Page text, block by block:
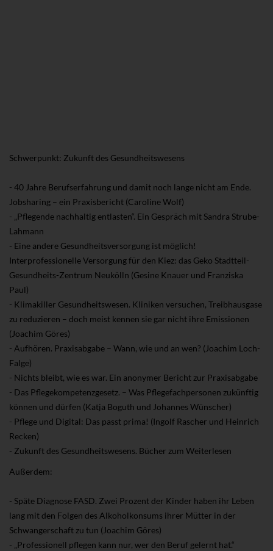
Schwerpunkt: Zukunft des Gesundheitswesens
- 40 Jahre Berufserfahrung und damit noch lange nicht am Ende.
Jobsharing – ein Praxisbericht (Caroline Wolf)
- „Pflegende nachhaltig entlasten“. Ein Gespräch mit Sandra Strube-
Lahmann
- Eine andere Gesundheitsversorgung ist möglich!
Interprofessionelle Versorgung für den Kiez: das Geko Stadtteil-
Gesundheits-Zentrum Neukölln (Gesine Knauer und Franziska
Paul)
- Klimakiller Gesundheitswesen. Kliniken versuchen, Treibhausgase
zu reduzieren – doch meist kennen sie gar nicht ihre Emissionen
(Joachim Göres)
- Aufhören. Praxisabgabe – Wann, wie und an wen? (Joachim Loch-
Falge)
- Nichts bleibt, wie es war. Ein anonymer Bericht zur Praxisabgabe
- Das Pflegekompetenzgesetz. – Was Pflegefachpersonen zukünftig
können und dürfen (Katja Boguth und Johannes Wünscher)
- Pflege und Digital: Das passt prima! (Ingolf Rascher und Heinrich
Recken)
- Zukunft des Gesundheitswesens. Bücher zum Weiterlesen
Außerdem:
- Späte Diagnose FASD. Zwei Prozent der Kinder haben ihr Leben
lang mit den Folgen des Alkoholkonsums ihrer Mütter in der
Schwangerschaft zu tun (Joachim Göres)
- „Professionell pflegen kann nur, wer den Beruf gelernt hat.“